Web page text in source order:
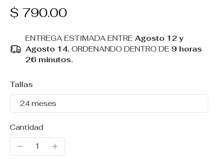
$ 790.00
ENTREGA ESTIMADA ENTRE Agosto 12 y
Agosto 14. ORDENANDO DENTRO DE 9 horas
26 minutos.
Tallas
24 meses
Cantidad